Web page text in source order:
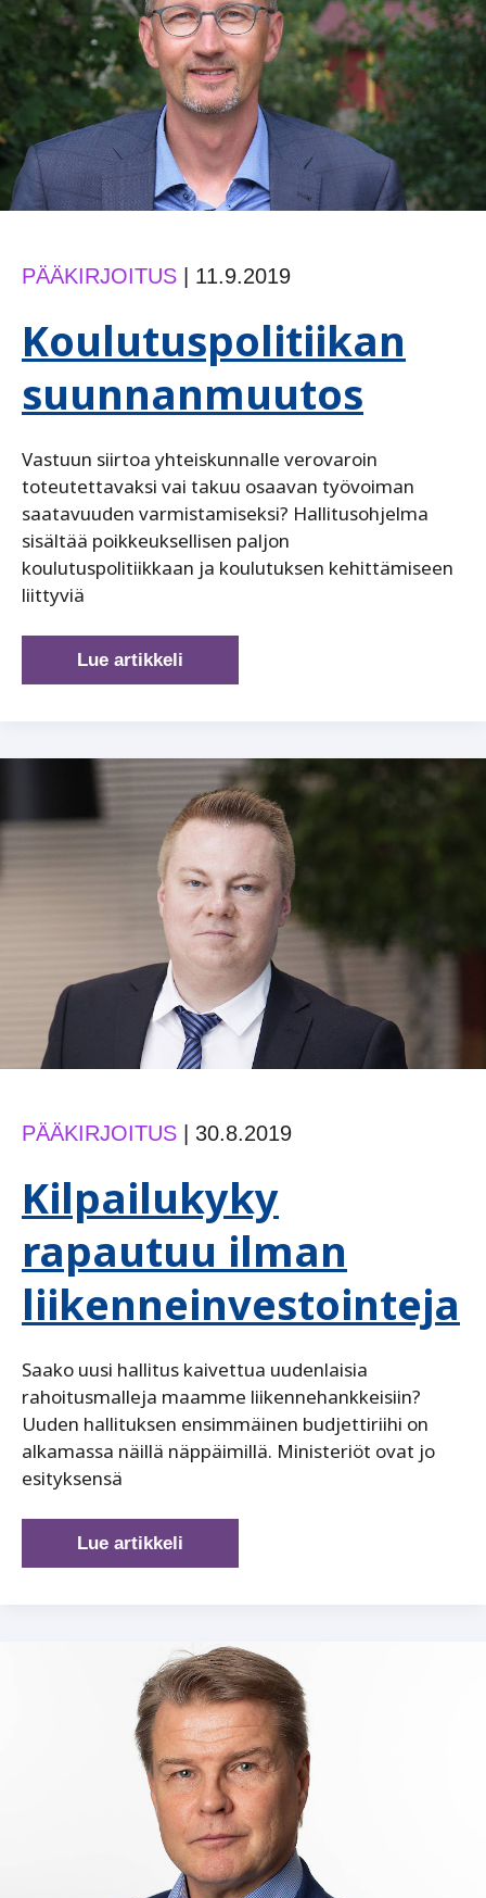
PÄÄKIRJOITUS 11.9.2019
Koulutuspolitiikan
suunnanmuutos
Vastuun siirtoa yhteiskunnalle verovaroin
toteutettavaksi vai takuu osaavan työvoiman
saatavuuden varmistamiseksi? Hallitusohjelma
sisältää poikkeuksellisen paljon
koulutuspolitiikkaan ja koulutuksen kehittämiseen
liittyviä
Koulutuspolitiikan
suunnanmuutos
Lue artikkeli
PÄÄKIRJOITUS 30.8.2019
Kilpailukyky
rapautuu ilman
liikenneinvestointeja
Saako uusi hallitus kaivettua uudenlaisia
rahoitusmalleja maamme liikennehankkeisiin?
Uuden hallituksen ensimmäinen budjettiriihi on
alkamassa näillä näppäimillä. Ministeriöt ovat jo
esityksensä
Kilpailukyky
rapautuu
Lue artikkeli